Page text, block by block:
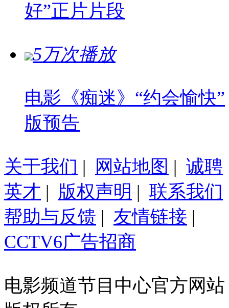
好”正片片段
5万次播放
电影《痴迷》“约会愉快”
版预告
关于我们 | 网站地图 | 诚聘
英才 | 版权声明 | 联系我们
帮助与反馈 | 友情链接 |
CCTV6广告招商
电影频道节目中心官方网站